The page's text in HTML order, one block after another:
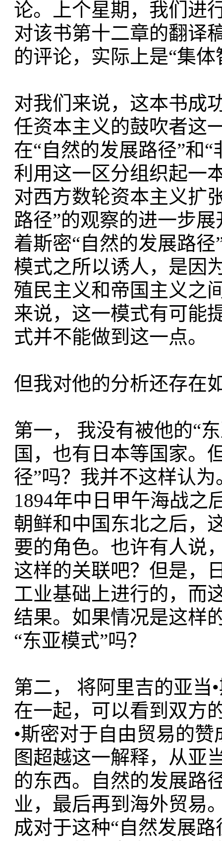
论。上个星期，我们进
对该书第十二章的翻译
的评论，实际上是“集
对我们来说，这本书成
任资本主义的鼓吹者这
在“自然的发展路径”和
利用这一区分组织起一
对西方数轮资本主义扩
路径”的观察的进一步
着斯密“自然的发展路
模式之所以诱人，是因
殖民主义和帝国主义之
来说，这一模式有可能
式并不能做到这一点。
但我对他的分析还存在
第一， 我没有被他的“
国，也有日本等国家。
径”吗？我并不这样认
1894年中日甲午海战之
朝鲜和中国东北之后，
要的角色。也许有人说
这样的关联吧？但是，
工业基础上进行的，而
结果。如果情况是这样
“东亚模式”吗？
第二， 将阿里吉的亚当
在一起，可以看到双方
•斯密对于自由贸易的
图超越这一解释，从亚
的东西。自然的发展路
业，最后再到海外贸易
成对于这种“自然发展